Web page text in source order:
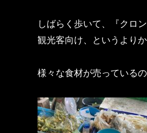
しばらく歩いて、『クロ
観光客向け、というより
様々な食材が売っている